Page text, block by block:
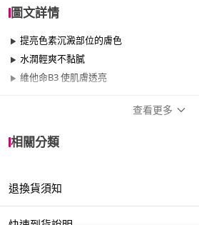
圖文詳情
提亮色素沉澱部位的膚色
水潤輕爽不黏膩
維他命B3 使肌膚透亮
香味
查看更多
相關分類
退換貨須知